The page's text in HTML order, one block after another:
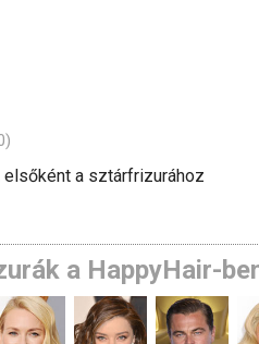
a sztárfrizurához
a HappyHair-